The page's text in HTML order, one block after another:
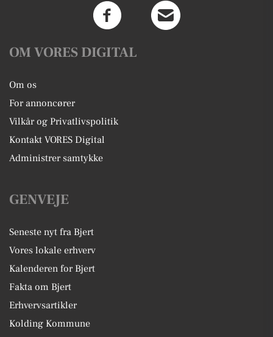
OM VORES DIGITAL
Om os
For annoncører
Vilkår og Privatlivspolitik
Kontakt VORES Digital
Administrer samtykke
GENVEJE
Seneste nyt fra Bjert
Vores lokale erhverv
Kalenderen for Bjert
Fakta om Bjert
Erhvervsartikler
Kolding Kommune